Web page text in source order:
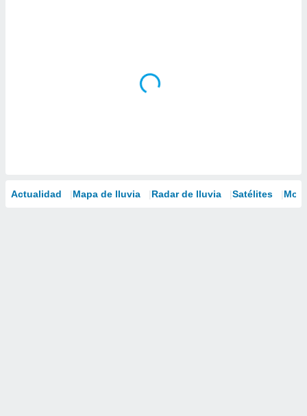
Actualidad Mapa de lluvia Radar de lluvia Satélites